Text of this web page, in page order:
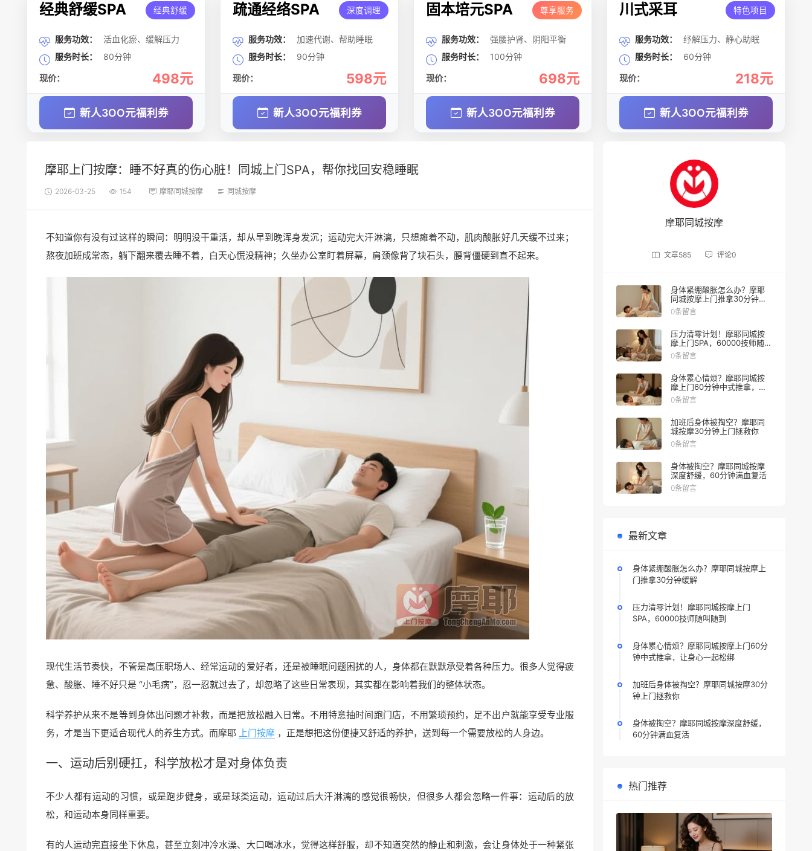
经典舒缓SPA 经典舒缓
服务功效：
活血化瘀、缓解压力
服务时长：
80分钟
现价： 498元
新人3OO元福利券
疏通经络SPA 深度调理
服务功效：
加速代谢、帮助睡眠
服务时长：
90分钟
现价： 598元
新人3OO元福利券
固本培元SPA 尊享服务
服务功效：
强腰护肾、阴阳平衡
服务时长：
100分钟
现价： 698元
新人3OO元福利券
川式采耳 特色项目
服务功效：
纾解压力、静心助眠
服务时长：
60分钟
现价： 218元
新人3OO元福利券
摩耶上门按摩：睡不好真的伤心脏！同城上门SPA，帮你找回安稳睡眠
2026-03-25 154 摩耶同城按摩 同城按摩
不知道你有没有过这样的瞬间：明明没干重活，却从早到晚浑身发沉；运动完大汗淋漓，只想瘫着不动，肌肉酸胀好几天缓不过来；
熬夜加班成常态，躺下翻来覆去睡不着，白天心慌没精神；久坐办公室盯着屏幕，肩颈像背了块石头，腰背僵硬到直不起来。
现代生活节奏快，不管是高压职场人、经常运动的爱好者，还是被睡眠问题困扰的人，身体都在默默承受着各种压力。很多人觉得疲
惫、酸胀、睡不好只是 “小毛病”，忍一忍就过去了，却忽略了这些日常表现，其实都在影响着我们的整体状态。
科学养护从来不是等到身体出问题才补救，而是把放松融入日常。不用特意抽时间跑门店，不用繁琐预约，足不出户就能享受专业服
务，才是当下更适合现代人的养生方式。而摩耶 上门按摩 ，正是想把这份便捷又舒适的养护，送到每一个需要放松的人身边。
一、运动后别硬扛，科学放松才是对身体负责
不少人都有运动的习惯，或是跑步健身，或是球类运动，运动过后大汗淋漓的感觉很畅快，但很多人都会忽略一件事：运动后的放
松，和运动本身同样重要。
有的人运动完直接坐下休息，甚至立刻冲冷水澡、大口喝冰水，觉得这样舒服，却不知道突然的静止和刺激，会让身体处于一种紧张
摩耶同城按摩
文章585 评论0
身体紧绷酸胀怎么办？摩耶
同城按摩上门推拿30分钟缓
解
0条留言
压力清零计划！摩耶同城按
摩上门SPA，60000技师随叫
随到
0条留言
身体累心情烦？摩耶同城按
摩上门60分钟中式推拿，让
身心一起松绑
0条留言
加班后身体被掏空？摩耶同
城按摩30分钟上门拯救你
0条留言
身体被掏空？摩耶同城按摩
深度舒缓，60分钟满血复活
0条留言
最新文章
身体紧绷酸胀怎么办？摩耶同城按摩上
门推拿30分钟缓解
压力清零计划！摩耶同城按摩上门
SPA，60000技师随叫随到
身体累心情烦？摩耶同城按摩上门60分
钟中式推拿，让身心一起松绑
加班后身体被掏空？摩耶同城按摩30分
钟上门拯救你
身体被掏空？摩耶同城按摩深度舒缓，
60分钟满血复活
热门推荐